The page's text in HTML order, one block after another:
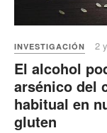
INVESTIGACIÓN 2
El alcohol
arsénico del
habitual en
gluten